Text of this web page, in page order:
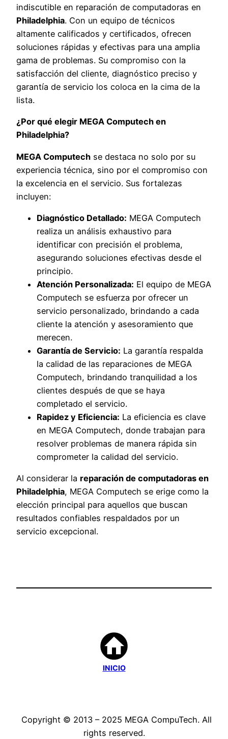
indiscutible en reparación de computadoras en
Philadelphia. Con un equipo de técnicos
altamente calificados y certificados, ofrecen
soluciones rápidas y efectivas para una amplia
gama de problemas. Su compromiso con la
satisfacción del cliente, diagnóstico preciso y
garantía de servicio los coloca en la cima de la
lista.
¿Por qué elegir MEGA Computech en
Philadelphia?
MEGA Computech se destaca no solo por su
experiencia técnica, sino por el compromiso con
la excelencia en el servicio. Sus fortalezas
incluyen:
Diagnóstico Detallado: MEGA Computech
realiza un análisis exhaustivo para
identificar con precisión el problema,
asegurando soluciones efectivas desde el
principio.
Atención Personalizada: El equipo de MEGA
Computech se esfuerza por ofrecer un
servicio personalizado, brindando a cada
cliente la atención y asesoramiento que
merecen.
Garantía de Servicio: La garantía respalda
la calidad de las reparaciones de MEGA
Computech, brindando tranquilidad a los
clientes después de que se haya
completado el servicio.
Rapidez y Eficiencia: La eficiencia es clave
en MEGA Computech, donde trabajan para
resolver problemas de manera rápida sin
comprometer la calidad del servicio.
Al considerar la reparación de computadoras en
Philadelphia, MEGA Computech se erige como la
elección principal para aquellos que buscan
resultados confiables respaldados por un
servicio excepcional.
INICIO
Copyright © 2013 – 2025 MEGA CompuTech. All
rights reserved.